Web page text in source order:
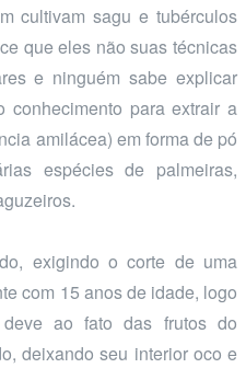
cultivam sagu e tubérculos
que eles não suas técnicas
e ninguém sabe explicar
conhecimento para extrair a
amilácea) em forma de pó
espécies de palmeiras,
exigindo o corte de uma
com 15 anos de idade, logo
ao fato das frutos do
deixando seu interior oco e